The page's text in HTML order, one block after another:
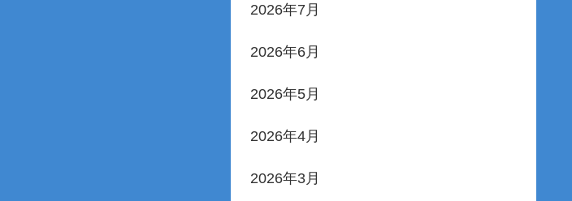
2026年7月
2026年6月
2026年5月
2026年4月
2026年3月